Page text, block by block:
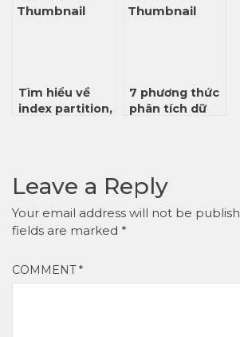
Tìm hiểu về
index partition,
7 phương thức
phân tích dữ
Leave a Reply
Your email address will not be
fields are marked *
COMMENT*